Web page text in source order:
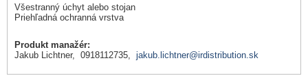
Všestranný úchyt alebo stojan
Priehľadná ochranná vrstva
Produkt manažér:
Jakub Lichtner, 0918112735, jakub.lichtner@irdistribution.sk